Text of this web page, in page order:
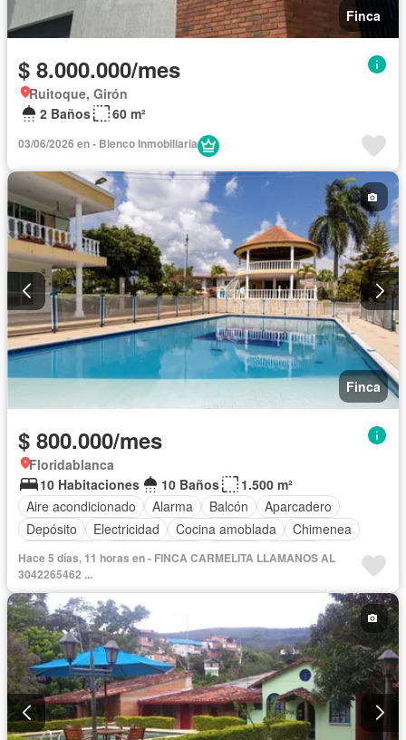
Finca
$ 8.000.000/mes
Ruitoque, Girón
2 Baños
60 m²
03/06/2026 en - Bienco Inmobiliaria
Finca
$ 800.000/mes
Floridablanca
10 Habitaciones
10 Baños
1.500 m²
Aire acondicionado
Alarma Balcón
Aparcadero
Depósito
Electricidad Cocina amoblada
Chimenea
Calefacción
Cocina integral Internet
Jacuzzi
Gas natural
Cuarto de servicio
Terraza Agua
Tanque de agua
Patio
Área infantil
Acceso para personas con discapacidad
Jardín
Barbecue
Caseta de vigilancia Gimnasio
Sauna
Seguridad privada
Piscina
Permite mascotas
Permite niños
Solo familias
Hace 5 días, 11 horas en - FINCA CARMELITA LLAMANOS AL
3042265462 ...